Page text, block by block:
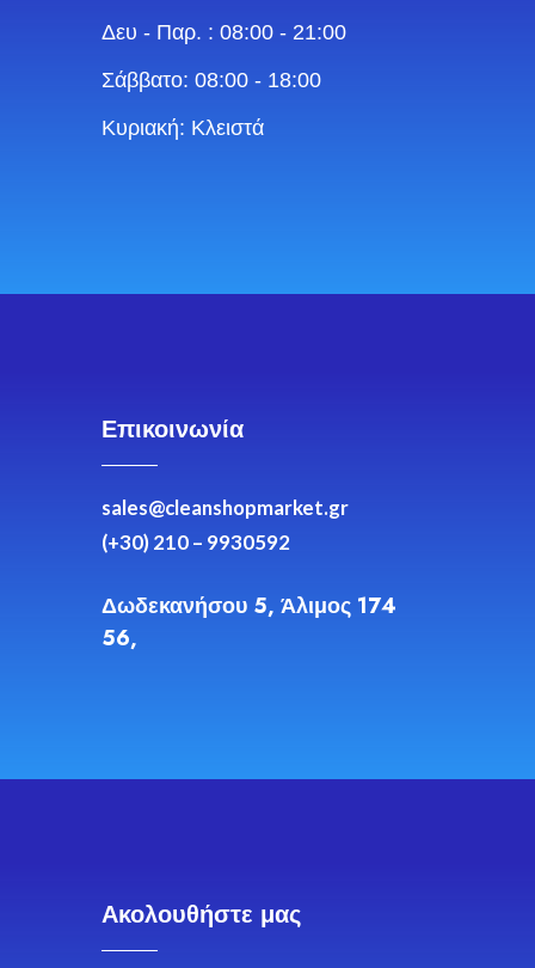
Δευ - Παρ. : 08:00 - 21:00
Σάββατο: 08:00 - 18:00
Κυριακή: Κλειστά
Επικοινωνία
sales@cleanshopmarket.gr
(+30) 210 – 9930592
Δωδεκανήσου 5, Άλιμος 174
56,
Ακολουθήστε μας